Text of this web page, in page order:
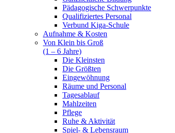
Pädagogische Schwerpunkte
Qualifiziertes Personal
Verbund Kiga-Schule
Aufnahme & Kosten
Von Klein bis Groß
(1 – 6 Jahre)
Die Kleinsten
Die Größten
Eingewöhnung
Räume und Personal
Tagesablauf
Mahlzeiten
Pflege
Ruhe & Aktivität
Spiel- & Lebensraum